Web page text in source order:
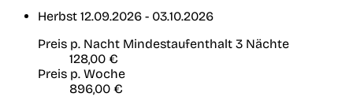
Herbst 12.09.2026 - 03.10.2026
Preis p. Nacht Mindestaufenthalt 3 Nächte
128,00 €
Preis p. Woche
896,00 €